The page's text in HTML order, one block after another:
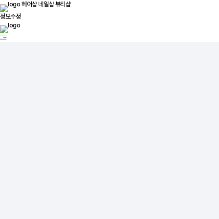
헤어샵 네일샵뷰티샵
정보수정